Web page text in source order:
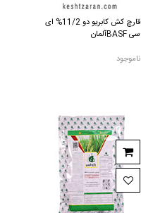
قارچ کش کابریو دو 11/2% ای
سی BASFآلمان
ناموجود